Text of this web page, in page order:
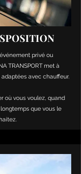
événement privé ou
TRANSPORT met à
avec chauffeur.
où vous voulez, quand
que vous le